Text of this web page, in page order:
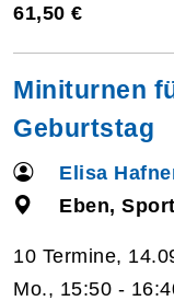
61,50 €
Miniturnen
Geburtstag
Elisa
Eben,
10 Termine,
Mo., 15:50 -